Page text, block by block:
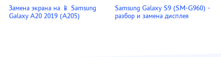
Замена экрана на 📱 Samsung
Galaxy A20 2019 (A205)
Samsung Galaxy S9 (SM-G960) -
разбор и замена дисплея